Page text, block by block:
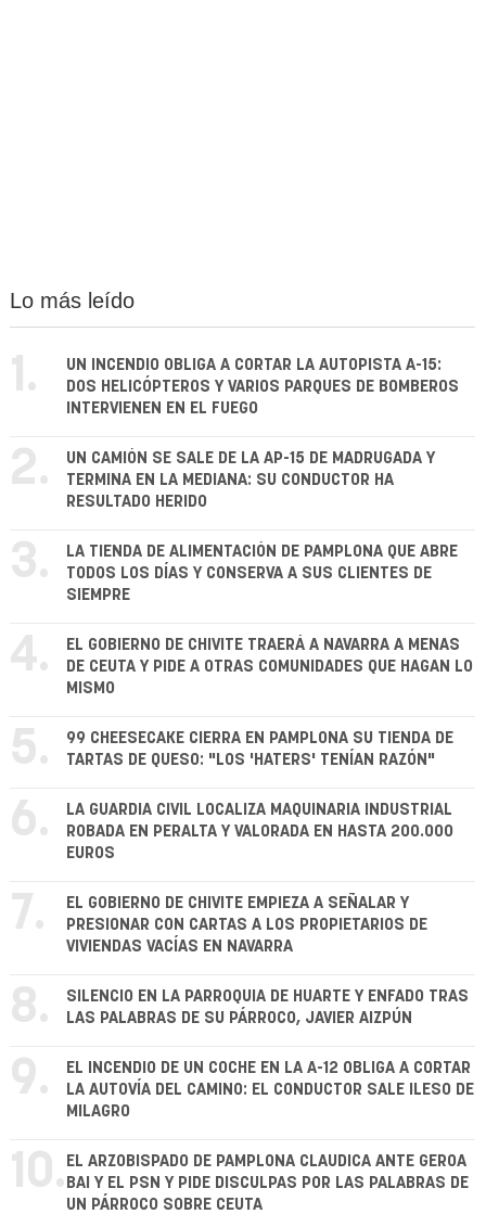
Lo más leído
1.
UN INCENDIO OBLIGA A CORTAR LA AUTOPISTA A-15:
DOS HELICÓPTEROS Y VARIOS PARQUES DE BOMBEROS
INTERVIENEN EN EL FUEGO
2.
UN CAMIÓN SE SALE DE LA AP-15 DE MADRUGADA Y
TERMINA EN LA MEDIANA: SU CONDUCTOR HA
RESULTADO HERIDO
3.
LA TIENDA DE ALIMENTACIÓN DE PAMPLONA QUE ABRE
TODOS LOS DÍAS Y CONSERVA A SUS CLIENTES DE
SIEMPRE
4.
EL GOBIERNO DE CHIVITE TRAERÁ A NAVARRA A MENAS
DE CEUTA Y PIDE A OTRAS COMUNIDADES QUE HAGAN LO
MISMO
5.
99 CHEESECAKE CIERRA EN PAMPLONA SU TIENDA DE
TARTAS DE QUESO: "LOS 'HATERS' TENÍAN RAZÓN"
6.
LA GUARDIA CIVIL LOCALIZA MAQUINARIA INDUSTRIAL
ROBADA EN PERALTA Y VALORADA EN HASTA 200.000
EUROS
7.
EL GOBIERNO DE CHIVITE EMPIEZA A SEÑALAR Y
PRESIONAR CON CARTAS A LOS PROPIETARIOS DE
VIVIENDAS VACÍAS EN NAVARRA
8.
SILENCIO EN LA PARROQUIA DE HUARTE Y ENFADO TRAS
LAS PALABRAS DE SU PÁRROCO, JAVIER AIZPÚN
9.
EL INCENDIO DE UN COCHE EN LA A-12 OBLIGA A CORTAR
LA AUTOVÍA DEL CAMINO: EL CONDUCTOR SALE ILESO DE
MILAGRO
10. EL ARZOBISPADO DE PAMPLONA CLAUDICA ANTE GEROA
BAI Y EL PSN Y PIDE DISCULPAS POR LAS PALABRAS DE
UN PÁRROCO SOBRE CEUTA